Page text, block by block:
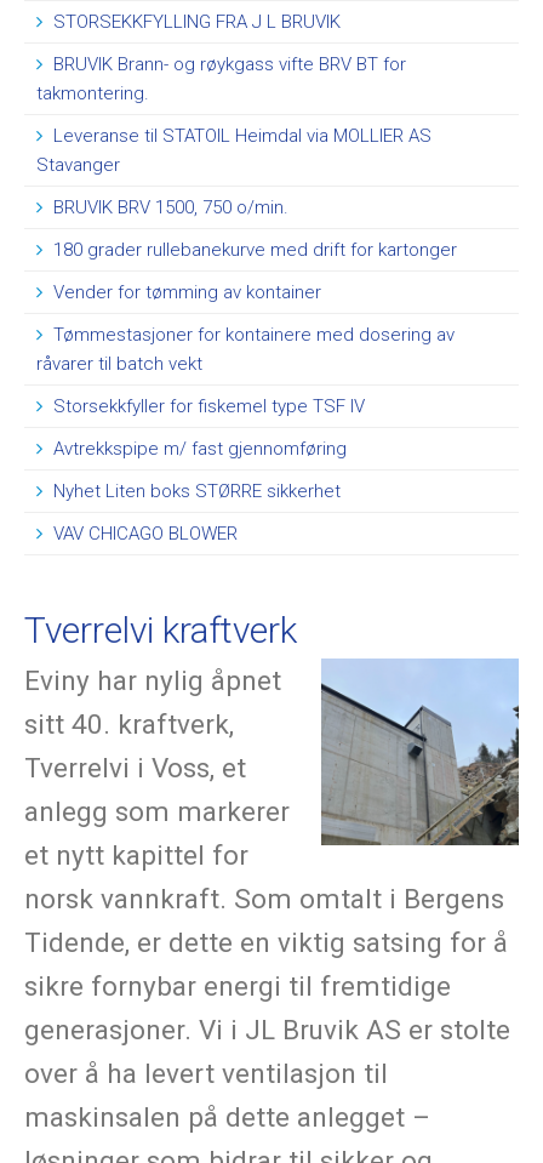
Reservedeler
PULVER- OG MATERIALHÅNDTERING
Pulverhåndtering
Bulkhåndtering
TJENESTER
AKTUELT
SELSKAPET
Støttespiller
Ansatte
Åpenhetsloven
Agenturer og forhandlere
Etiske retningslinjer
Personvernerklæring
KONTAKT
Åpningstider - generell informasjon
STORSEKKFYLLING FRA J L BRUVIK
BRUVIK Brann- og røykgass vifte BRV BT for
takmontering.
Leveranse til STATOIL Heimdal via MOLLIER AS
Stavanger
BRUVIK BRV 1500, 750 o/min.
180 grader rullebanekurve med drift for kartonger
Vender for tømming av kontainer
Tømmestasjoner for kontainere med dosering av
råvarer til batch vekt
Storsekkfyller for fiskemel type TSF IV
Avtrekkspipe m/ fast gjennomføring
Nyhet Liten boks STØRRE sikkerhet
VAV CHICAGO BLOWER
Tverrelvi kraftverk
Eviny har nylig åpnet
sitt 40. kraftverk,
Tverrelvi i Voss, et
anlegg som markerer
et nytt kapittel for
norsk vannkraft. Som omtalt i Bergens
Tidende, er dette en viktig satsing for å
sikre fornybar energi til fremtidige
generasjoner. Vi i JL Bruvik AS er stolte
over å ha levert ventilasjon til
maskinsalen på dette anlegget –